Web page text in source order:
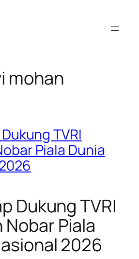
mohan
TVRI
Piala Dunia
Dukung TVRI
Nobar Piala
2026